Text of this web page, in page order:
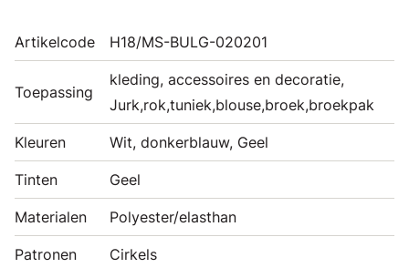
Artikelcode H18/MS-BULG-020201
Toepassing
kleding, accessoires en decoratie,
Jurk,rok,tuniek,blouse,broek,broekpak
Kleuren Wit, donkerblauw, Geel
Tinten Geel
Materialen Polyester/elasthan
Patronen Cirkels